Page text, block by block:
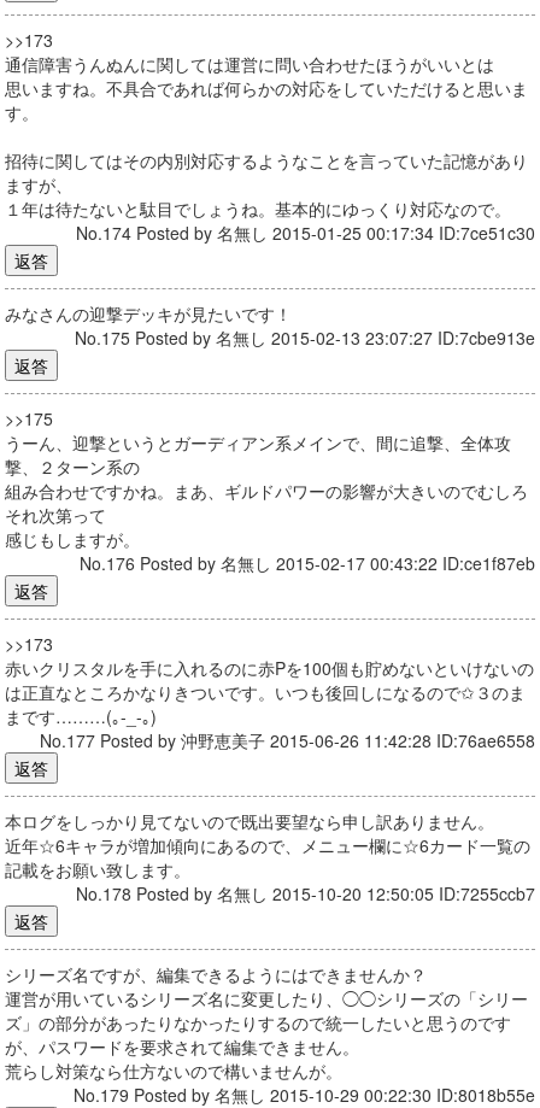
>>173
通信障害うんぬんに関しては運営に問い合わせたほうがいいとは
思いますね。不具合であれば何らかの対応をしていただけると思いま
す。
招待に関してはその内別対応するようなことを言っていた記憶があり
ますが、
１年は待たないと駄目でしょうね。基本的にゆっくり対応なので。
No.174 Posted by 名無し 2015-01-25 00:17:34 ID:7ce51c30
みなさんの迎撃デッキが見たいです！
No.175 Posted by 名無し 2015-02-13 23:07:27 ID:7cbe913e
>>175
うーん、迎撃というとガーディアン系メインで、間に追撃、全体攻
撃、２ターン系の
組み合わせですかね。まあ、ギルドパワーの影響が大きいのでむしろ
それ次第って
感じもしますが。
No.176 Posted by 名無し 2015-02-17 00:43:22 ID:ce1f87eb
>>173
赤いクリスタルを手に入れるのに赤Pを100個も貯めないといけないの
は正直なところかなりきついです。いつも後回しになるので✩３のま
まです………(｡-_-｡)
No.177 Posted by 沖野恵美子 2015-06-26 11:42:28 ID:76ae6558
本ログをしっかり見てないので既出要望なら申し訳ありません。
近年☆6キャラが増加傾向にあるので、メニュー欄に☆6カード一覧の
記載をお願い致します。
No.178 Posted by 名無し 2015-10-20 12:50:05 ID:7255ccb7
シリーズ名ですが、編集できるようにはできませんか？
運営が用いているシリーズ名に変更したり、◯◯シリーズの「シリー
ズ」の部分があったりなかったりするので統一したいと思うのです
が、パスワードを要求されて編集できません。
荒らし対策なら仕方ないので構いませんが。
No.179 Posted by 名無し 2015-10-29 00:22:30 ID:8018b55e